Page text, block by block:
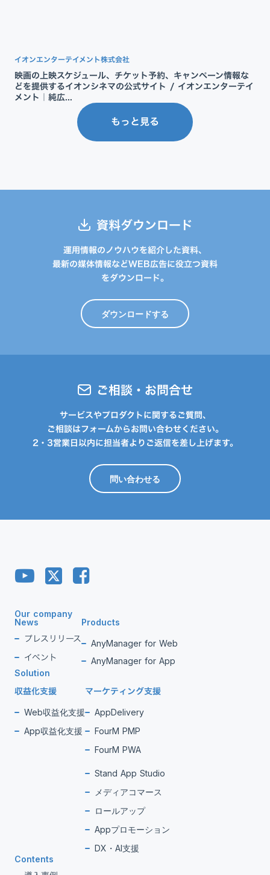
イオンエンターテイメント株式会社
映画の上映スケジュール、チケット予約、キャンペーン情報な
どを提供するイオンシネマの公式サイト / イオンエンターテイ
メント｜純広...
もっと見る
資料ダウンロード
運用情報のノウハウを紹介した資料、
最新の媒体情報などWEB広告に役立つ資料
をダウンロード。
ダウンロードする
ご相談・お問合せ
サービスやプロダクトに関するご質問、
ご相談はフォームからお問い合わせください。
2・3営業日以内に担当者よりご返信を差し上げます。
問い合わせる
Our company
News
プレスリリース
イベント
Products
AnyManager for Web
AnyManager for App
Solution
収益化支援
Web収益化支援
App収益化支援
マーケティング支援
AppDelivery
FourM PMP
FourM PWA
Stand App Studio
メディアコマース
ロールアップ
Appプロモーション
DX・AI支援
Contents